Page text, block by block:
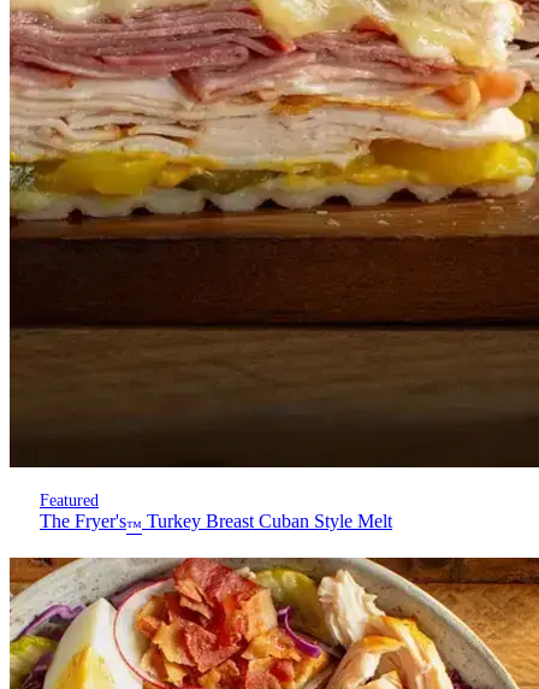
Featured
The Fryer's™ Turkey Breast Cuban Style Melt